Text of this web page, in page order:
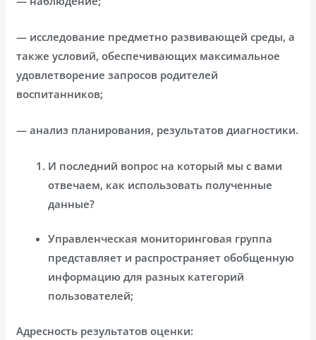
— исследование предметно развивающей среды, а
также условий, обеспечивающих максимальное
удовлетворение запросов родителей
воспитанников;
— анализ планирования, результатов диагностики.
И последний вопрос на который мы с вами
отвечаем, как использовать полученные
данные?
Управленческая мониторинговая группа
представляет и распространяет обобщенную
информацию для разных категорий
пользователей;
Адресность результатов оценки: